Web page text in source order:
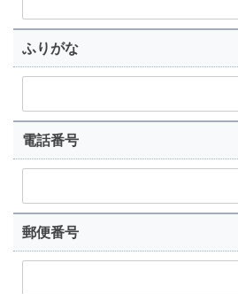
ふりがな
電話番号
郵便番号